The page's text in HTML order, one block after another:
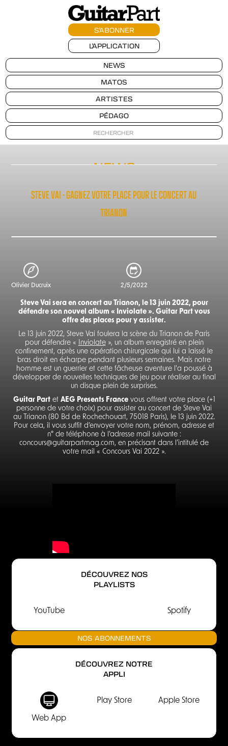
S'ABONNER
L'APPLICATION
NEWS
MATOS
ARTISTES
PÉDAGO
NEWS
STEVE VAI - GAGNEZ VOTRE PLACE POUR LE CONCERT AU
TRIANON
Olivier Ducruix 2/5/2022
Steve Vai sera en concert au Trianon, le 13 juin 2022, pour
défendre son nouvel album « Inviolate ». Guitar Part vous
offre des places pour y assister.
Le 13 juin 2022, Steve Vai foulera la scène du Trianon de Paris
pour défendre «
Inviolate», un album enregistré en plein
confinement, après une opération chirurgicale qui lui a laissé le
bras droit en écharpe pendant plusieurs semaines. Mais notre
homme est un guerrier et cette fâcheuse aventure l'a poussé à
développer de nouvelles techniques de jeu pour réaliser au final
un disque plein de surprises.
Guitar Partet AEG Presents Francevous offrent votre place (+1
personne de votre choix) pour assister au concert de Steve Vai
au Trianon (80 Bd de Rochechouart, 75018 Paris), le 13 juin 2022.
Pour cela, il vous suffit d’envoyer votre nom, prénom, adresse et
n° de téléphone à l’adresse mail suivante :
concours@guitarpartmag.com, en précisant dans l’intitulé de
votre mail « Concours Vai 2022 ».
DÉCOUVREZ NOS
PLAYLISTS
YouTube Spotify
NOS ABONNEMENTS
DÉCOUVREZ NOTRE
APPLI
Web App
Play Store Apple Store